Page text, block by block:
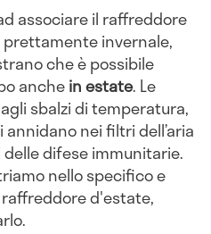
associare il raffreddore
invernale,
che è possibile
anchein estate. Le
sbalzi di temperatura,
nei filtri dell’aria
difese immunitarie.
nello specifico e
d'estate,